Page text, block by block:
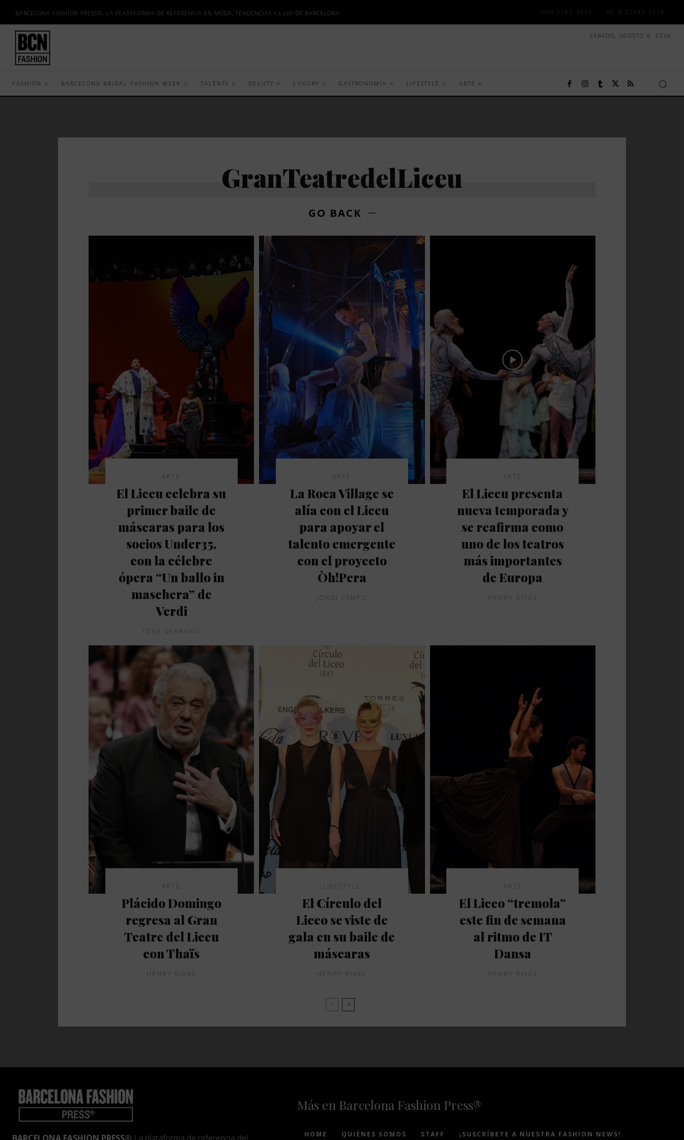
BARCELONA FASHION PRESS®, LA PLATAFORMA DE REFERENCIA EN MODA, TENDENCIAS Y LUJO DE BARCELONA ISSN 2385-4839 DL B 27443-2014
SÁBADO, AGOSTO 8, 2026
FASHION BARCELONA BRIDAL FASHION WEEK TALENTS BEAUTY LUXURY GASTRONOMÍA LIFESTYLE ARTE
GranTeatredelLiceu
GO BACK
ARTE
El Liceu celebra su
primer baile de
máscaras para los
socios Under35,
con la célebre
ópera “Un ballo in
maschera” de
Verdi
IONE SERRANO
ARTE
La Roca Village se
alía con el Liceu
para apoyar el
talento emergente
con el proyecto
Òh!Pera
JORDI CAMPO
ARTE
El Liceu presenta
nueva temporada y
se reafirma como
uno de los teatros
más importantes
de Europa
HENRY RIVAS
ARTE
Plácido Domingo
regresa al Gran
Teatre del Liceu
con Thaïs
HENRY RIVAS
LIFESTYLE
El Círculo del
Liceo se viste de
gala en su baile de
máscaras
HENRY RIVAS
ARTE
El Liceo “tremola”
este fin de semana
al ritmo de IT
Dansa
HENRY RIVAS
Más en Barcelona Fashion Press®
HOME QUIÉNES SOMOS STAFF ¡SUSCRÍBETE A NUESTRA FASHION NEWS!